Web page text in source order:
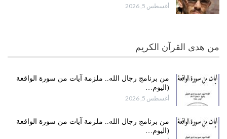
أغسطس 5, 2026
من هدى القرآن الكريم
من برنامج رجال الله.. ملزمة آيات من سورة الواقعة
(اليوم…
أغسطس 5, 2026
من برنامج رجال الله.. ملزمة آيات من سورة الواقعة
(اليوم…